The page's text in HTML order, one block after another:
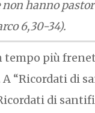
hanno
6,30-34).
tempo più
“Ricordati di
di